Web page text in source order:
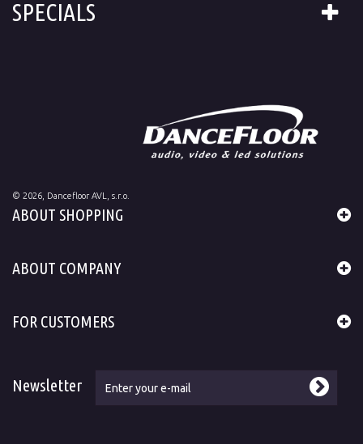
SPECIALS
© 2026 , Dancefloor AVL, s.r.o.
ABOUT SHOPPING
ABOUT COMPANY
FOR CUSTOMERS
Newsletter